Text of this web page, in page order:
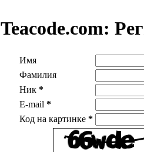
Teacode.com:
Имя
Фамилия
Ник *
E-mail *
Код на картинке *